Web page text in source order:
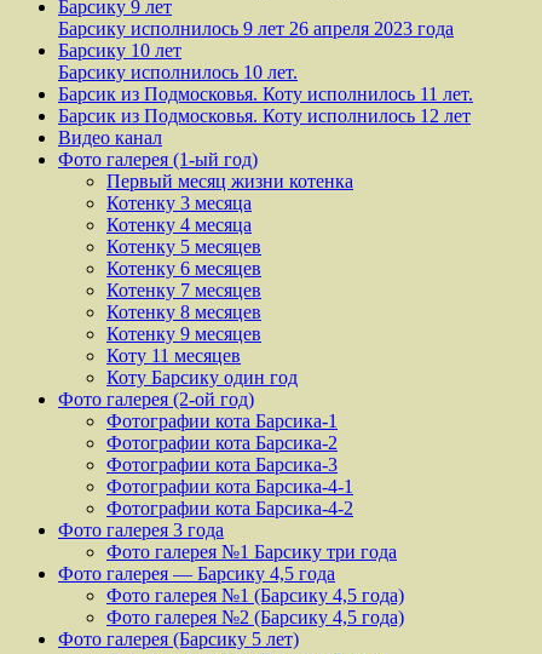
Барсику 9 лет
Барсику исполнилось 9 лет 26 апреля 2023 года
Барсику 10 лет
Барсику исполнилось 10 лет.
Барсик из Подмосковья. Коту исполнилось 11 лет.
Барсик из Подмосковья. Коту исполнилось 12 лет
Видео канал
Фото галерея (1-ый год)
Первый месяц жизни котенка
Котенку 3 месяца
Котенку 4 месяца
Котенку 5 месяцев
Котенку 6 месяцев
Котенку 7 месяцев
Котенку 8 месяцев
Котенку 9 месяцев
Коту 11 месяцев
Коту Барсику один год
Фото галерея (2-ой год)
Фотографии кота Барсика-1
Фотографии кота Барсика-2
Фотографии кота Барсика-3
Фотографии кота Барсика-4-1
Фотографии кота Барсика-4-2
Фото галерея 3 года
Фото галерея №1 Барсику три года
Фото галерея — Барсику 4,5 года
Фото галерея №1 (Барсику 4,5 года)
Фото галерея №2 (Барсику 4,5 года)
Фото галерея (Барсику 5 лет)